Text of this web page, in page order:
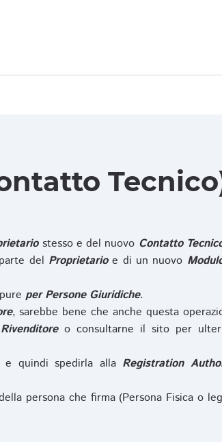
stesso e del nuovo Contatto
del Proprietarioe di un nuovo
per Persone Giuridiche.
, sarebbe bene che anche questa
Rivenditoreo consultarne il sito per
quindi spedirla alla Registration
persona che firma (Persona Fisica o